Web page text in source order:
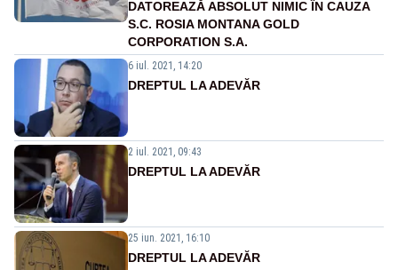
DATOREAZĂ ABSOLUT NIMIC ÎN CAUZA
S.C. ROSIA MONTANA GOLD
CORPORATION S.A.
6 iul. 2021, 14:20
DREPTUL LA ADEVĂR
2 iul. 2021, 09:43
DREPTUL LA ADEVĂR
25 iun. 2021, 16:10
DREPTUL LA ADEVĂR